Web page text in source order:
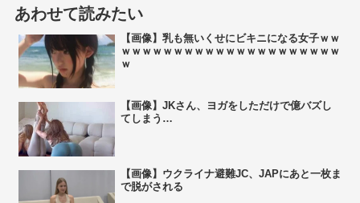
あわせて読みたい
【画像】乳も無いくせにビキニになる女子ｗｗ
ｗｗｗｗｗｗｗｗｗｗｗｗｗｗｗｗｗｗｗｗｗ
ｗ
【画像】JKさん、ヨガをしただけで億バズし
てしまう…
【画像】ウクライナ避難JC、JAPにあと一枚ま
で脱がされる